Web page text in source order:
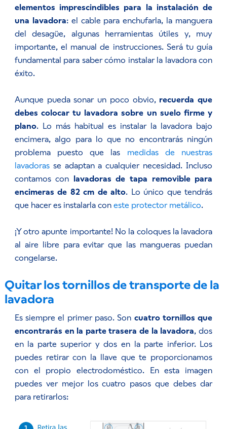
elementos imprescindibles para la instalación de
una lavadora: el cable para enchufarla, la manguera
del desagüe, algunas herramientas útiles y, muy
importante, el manual de instrucciones. Será tu guía
fundamental para saber cómo instalar la lavadora con
éxito.
Aunque pueda sonar un poco obvio, recuerda que
debes colocar tu lavadora sobre un suelo firme y
plano. Lo más habitual es instalar la lavadora bajo
encimera, algo para lo que no encontrarás ningún
problema puesto que las medidas de nuestras
lavadorasse adaptan a cualquier necesidad. Incluso
contamos con
lavadoras de tapa removible para
encimeras de 82 cm de alto. Lo único que tendrás
que hacer es instalarla con este protector metálico.
¡Y otro apunte importante! No la coloques la lavadora
al aire libre para evitar que las mangueras puedan
congelarse.
Quitar los tornillos de transporte de la
lavadora
Es siempre el primer paso. Son cuatro tornillos que
encontrarás en la parte trasera de la lavadora, dos
en la parte superior y dos en la parte inferior. Los
puedes retirar con la llave que te proporcionamos
con el propio electrodoméstico. En esta imagen
puedes ver mejor los cuatro pasos que debes dar
para retirarlos: